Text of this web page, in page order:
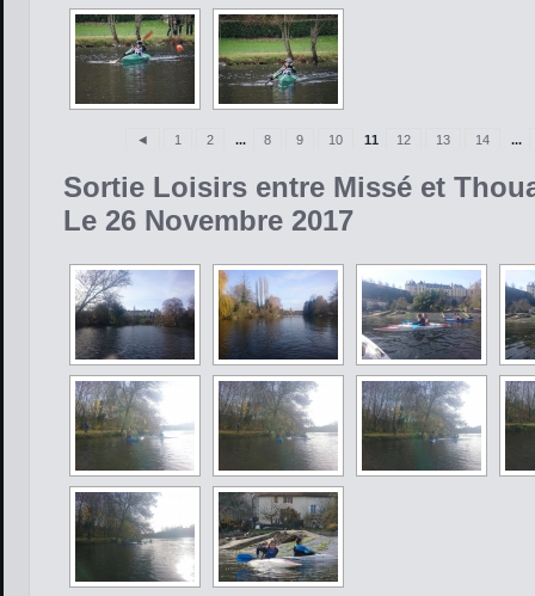
◄ 1 2 ... 8 9 10 11 12 13 14 ...
Sortie Loisirs entre Missé et
Le 26 Novembre 2017